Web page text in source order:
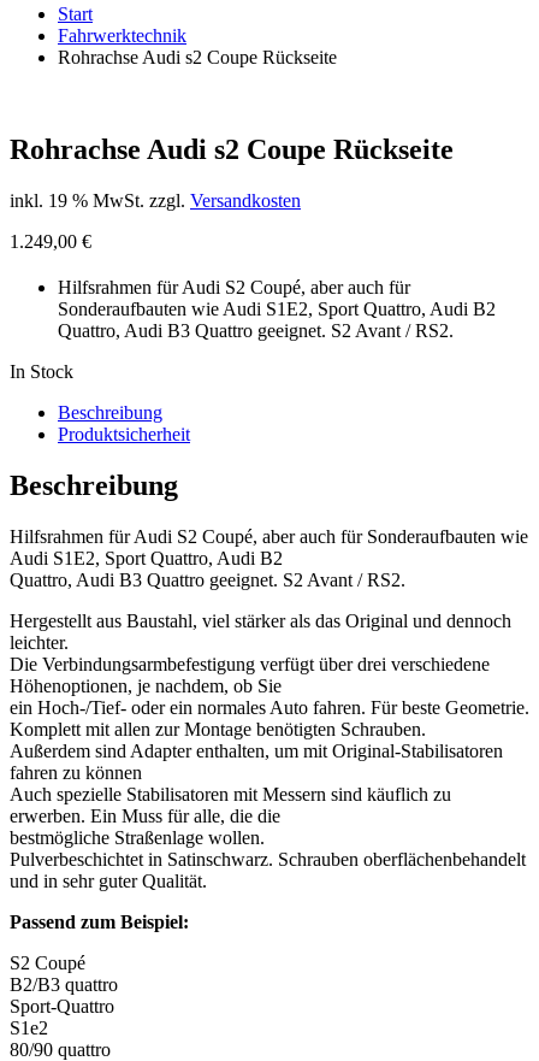
Start
Fahrwerktechnik
Rohrachse Audi s2 Coupe Rückseite
Rohrachse Audi s2 Coupe Rückseite
inkl. 19 % MwSt. zzgl. Versandkosten
1.249,00 €
Hilfsrahmen für Audi S2 Coupé, aber auch für
Sonderaufbauten wie Audi S1E2, Sport Quattro, Audi B2
Quattro, Audi B3 Quattro geeignet. S2 Avant / RS2.
In Stock
Beschreibung
Produktsicherheit
Beschreibung
Hilfsrahmen für Audi S2 Coupé, aber auch für Sonderaufbauten wie
Audi S1E2, Sport Quattro, Audi B2
Quattro, Audi B3 Quattro geeignet. S2 Avant / RS2.
Hergestellt aus Baustahl, viel stärker als das Original und dennoch
leichter.
Die Verbindungsarmbefestigung verfügt über drei verschiedene
Höhenoptionen, je nachdem, ob Sie
ein Hoch-/Tief- oder ein normales Auto fahren. Für beste Geometrie.
Komplett mit allen zur Montage benötigten Schrauben.
Außerdem sind Adapter enthalten, um mit Original-Stabilisatoren
fahren zu können
Auch spezielle Stabilisatoren mit Messern sind käuflich zu
erwerben. Ein Muss für alle, die die
bestmögliche Straßenlage wollen.
Pulverbeschichtet in Satinschwarz. Schrauben oberflächenbehandelt
und in sehr guter Qualität.
Passend zum Beispiel:
S2 Coupé
B2/B3 quattro
Sport-Quattro
S1e2
80/90 quattro